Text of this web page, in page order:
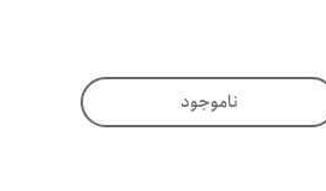
ناموجود